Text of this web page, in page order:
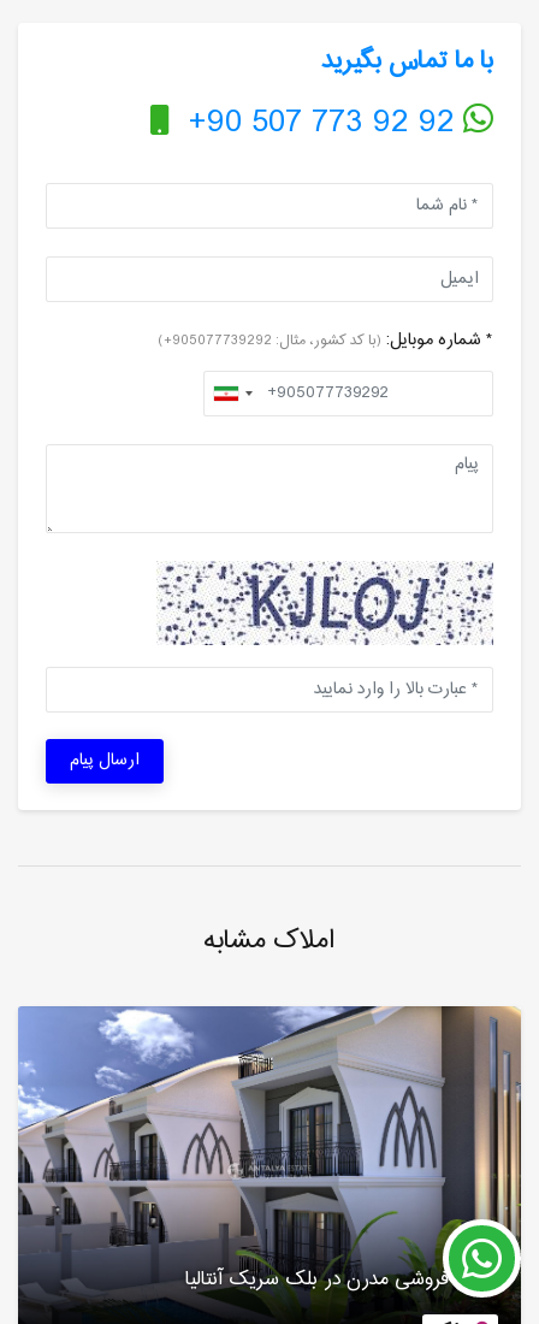
با ما تماس بگیرید
+90 507 773 92 92
* شماره موبایل: (با کد کشور، مثال: 905077739292+)
ارسال پیام
املاک مشابه
ویلای فروشی مدرن در بلک سریک آنتالیا